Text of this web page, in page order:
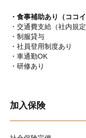
・食事補助あり（ココ
・交通費支給（社内規定
・制服貸与
・社員登用制度あり
・車通勤OK
・研修あり
加入保険